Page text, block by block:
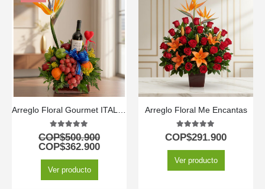
Arreglo Floral Gourmet ITALINA con Vino y Frutas Exóticas 🍷
5.00out of 5
COP$500.900
COP$362.900
Ver producto
Arreglo Floral Me Encantas
5.00out of 5
COP$291.900
Ver producto